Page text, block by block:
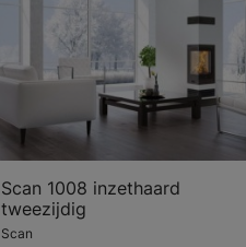
Scan 1008 inzethaard
tweezijdig
Scan